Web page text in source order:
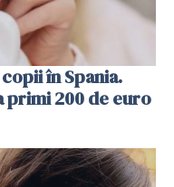
în Spania.
primi 200 de euro